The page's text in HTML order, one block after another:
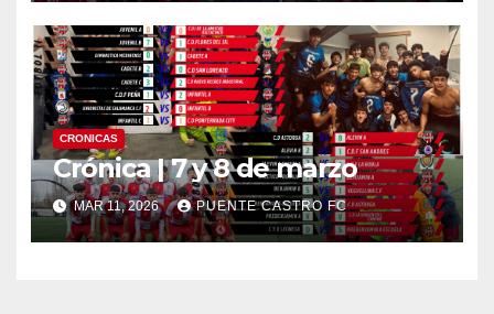
CRONICAS
Crónica | 7 y 8 de marzo
MAR 11, 2026 PUENTE CASTRO FC